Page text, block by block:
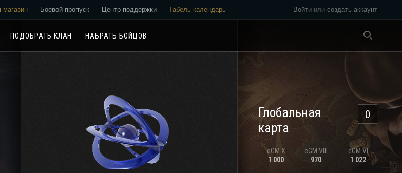
Войти или создать аккаунт
магазин Боевой пропуск Центр поддержки Табель-календарь
ПОДОБРАТЬ КЛАН НАБРАТЬ БОЙЦОВ
0
Глобальная
карта
eGM X
1 000
eGM VIII
970
eGM VI
1 022